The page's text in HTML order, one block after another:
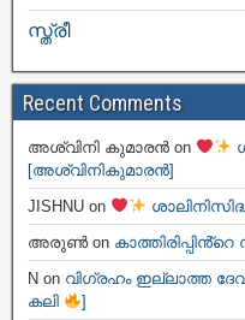
സ്ത്രീ
Recent Comments
അശ്വിനി കുമാരൻ on
[അശ്വിനികുമാരൻ]
JISHNU on
അരുൺon
N on വിഗ്രഹം ഇല്ലാത്ത
കലി
]